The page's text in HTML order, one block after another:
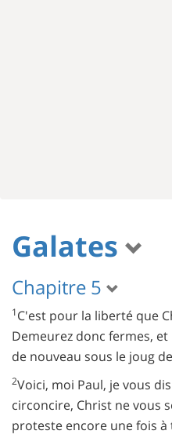
Galates
Chapitre 5
1C'est pour la liberté que
Demeurez donc fermes,
de nouveau sous le joug
2Voici, moi Paul, je vous
circoncire, Christ ne vous
proteste encore une fois